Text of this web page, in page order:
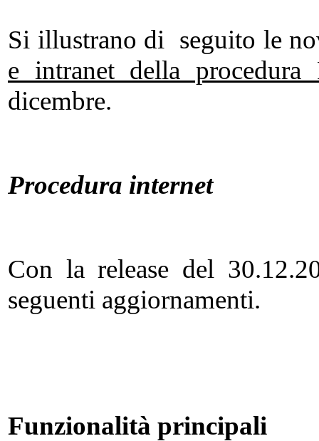
Si illustrano di seguito le
e intranet della procedura
dicembre.
Procedura internet
Con la release del
seguenti aggiornamenti.
Funzionalità principali